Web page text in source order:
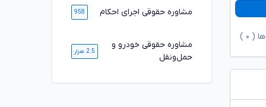
( ۰
مشاوره حقوقی اجرای احکام 958
مشاوره حقوقی خودرو و
حمل‌ونقل
2.5 هزار